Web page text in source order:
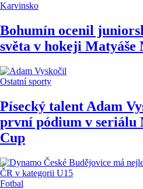
Karvinsko
Bohumín ocenil
světa v hokeji Matyáše
Ostatní sporty
Písecký talent Adam
první pódium v seriálu
Cup
Fotbal